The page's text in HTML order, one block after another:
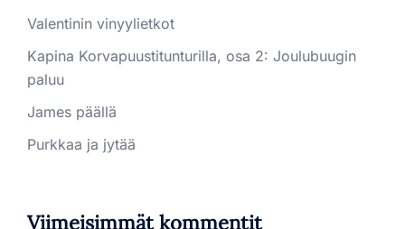
Valentinin vinyylietkot
Kapina Korvapuustitunturilla, osa 2: Joulubuugin
paluu
James päällä
Purkkaa ja jytää
Viimeisimmät kommentit